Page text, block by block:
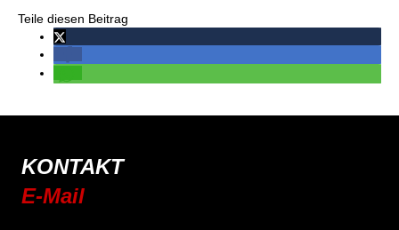
Teile diesen Beitrag
KONTAKT
E-Mail